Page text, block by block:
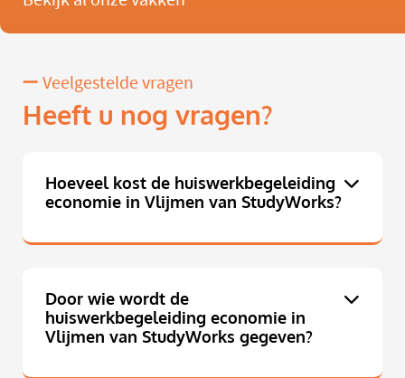
Veelgestelde vragen
Heeft u nog vragen?
Hoeveel kost de huiswerkbegeleiding
economie in Vlijmen van StudyWorks?
Door wie wordt de
huiswerkbegeleiding economie in
Vlijmen van StudyWorks gegeven?